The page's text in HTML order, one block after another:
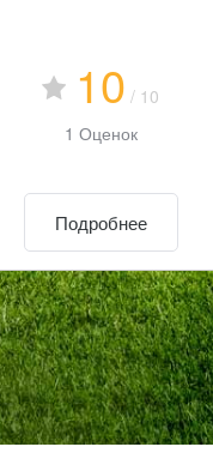
10 / 10
1 Оценок
Подробнее